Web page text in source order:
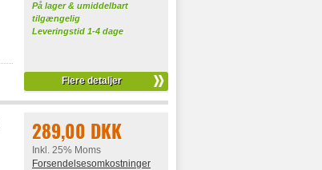
På lager & umiddelbart
tilgængelig
Leveringstid 1-4 dage
Flere detaljer
289,00 DKK
Inkl. 25% Moms
Forsendelsesomkostninger